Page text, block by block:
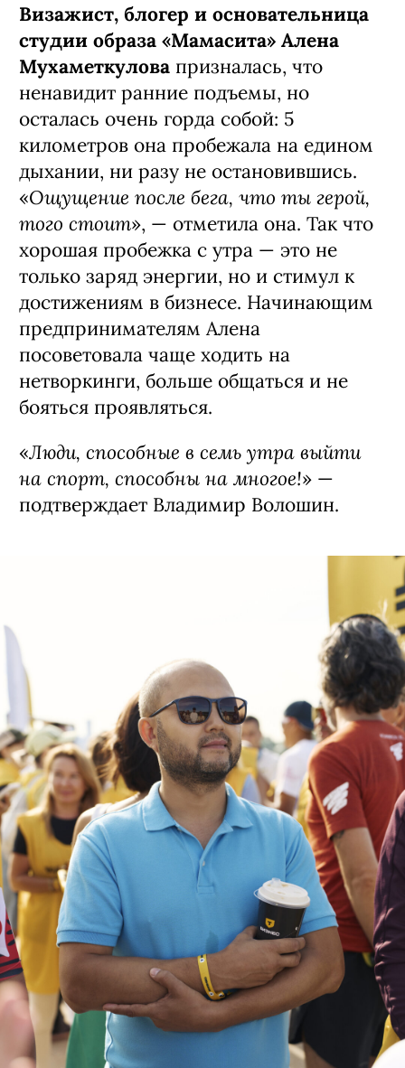
Визажист, блогер и основательница
студии образа «Мамасита» Алена
Мухаметкулова призналась, что
ненавидит ранние подъемы, но
осталась очень горда собой: 5
километров она пробежала на едином
дыхании, ни разу не остановившись.
«Ощущение после бега, что ты герой,
того стоит», — отметила она. Так что
хорошая пробежка с утра — это не
только заряд энергии, но и стимул к
достижениям в бизнесе. Начинающим
предпринимателям Алена
посоветовала чаще ходить на
нетворкинги, больше общаться и не
бояться проявляться.
«Люди, способные в семь утра выйти
на спорт, способны на многое!» —
подтверждает Владимир Волошин.